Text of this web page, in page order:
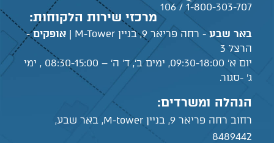
1-800-303-707 / 106
מרכזי שירות הלקוחות:
באר שבע - רחה פריאר 9, בניין M-Tower | אופקים-
הרצל 3
יום א' 09:30-18:00, ימים ב', ד' ה' – 08:30-15:00 , ימי
ג' -סגור.
הנהלה ומשרדים:
רחוב רחה פריאר 9, בניין M-tower, באר שבע,
8489442